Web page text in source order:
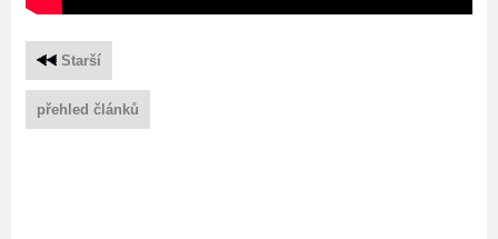
Starší
přehled článků